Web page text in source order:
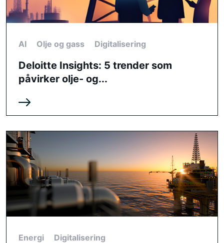
AI Olje og gass Digitalisering
Deloitte Insights: 5 trender som
påvirker olje- og...
Energi Digitalisering